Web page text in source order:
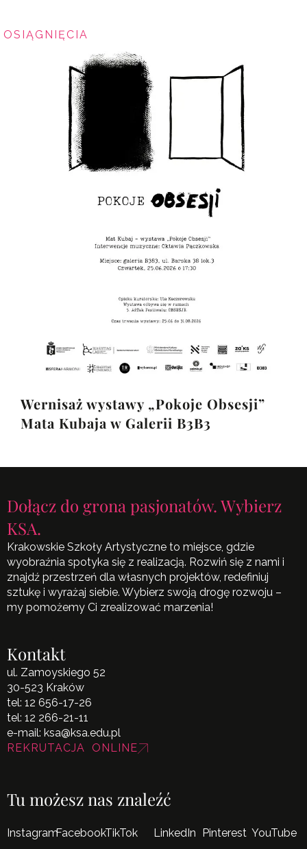
OSIĄGNIĘCIA
Wernisaż wystawy „Pokoje Obsesji”
Mata Kubaja w Galerii B3B3
Dołącz do grona pasjonatów. Wybierz
KSA.
Krakowskie Szkoły Artystyczne to miejsce, gdzie
wyobraźnia spotyka się z realizacją. Rozwiń się z nami i
znajdź przestrzeń dla własnych projektów, redefiniuj
sztukę i wyrażaj siebie. Wybierz swoją drogę rozwoju –
my pomożemy Ci zrealizować marzenia!
Kontakt
ul. Zamoyskiego 52
30-523 Kraków
tel: 12 656-17-26
tel: 12 266-21-11
e-mail: ksa@ksa.edu.pl
REKRUTACJA ONLINE
Tu możesz nas znaleźć
InstagramFacebookTikTok LinkedIn Pinterest YouTube